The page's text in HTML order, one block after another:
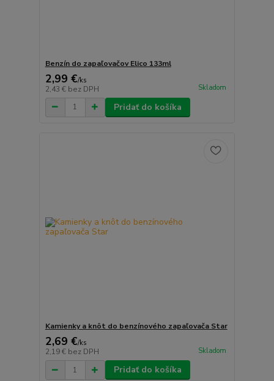
Benzín do zapaľovačov Elico 133ml
2,99 €/ks
2,43 € bez DPH Skladom
Pridať do košíka
Kamienky a knôt do benzínového zapaľovača Star
2,69 €/ks
2,19 € bez DPH Skladom
Pridať do košíka